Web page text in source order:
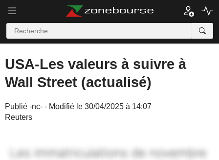
USA-Les valeurs à suivre à
Wall Street (actualisé)
Publié -nc- - Modifié le 30/04/2025 à 14:07
Reuters